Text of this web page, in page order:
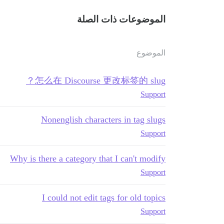
الموضوعات ذات الصلة
الموضوع
怎么在 Discourse 更改标签的 slug？
Support
Nonenglish characters in tag slugs
Support
Why is there a category that I can't modify
Support
I could not edit tags for old topics
Support